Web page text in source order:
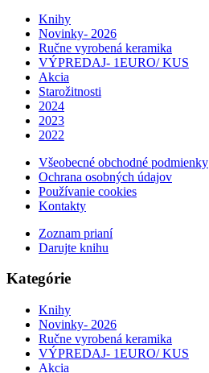
Knihy
Novinky- 2026
Ručne vyrobená keramika
VÝPREDAJ- 1EURO/ KUS
Akcia
Starožitnosti
2024
2023
2022
Všeobecné obchodné podmienky
Ochrana osobných údajov
Používanie cookies
Kontakty
Zoznam prianí
Darujte knihu
Kategórie
Knihy
Novinky- 2026
Ručne vyrobená keramika
VÝPREDAJ- 1EURO/ KUS
Akcia